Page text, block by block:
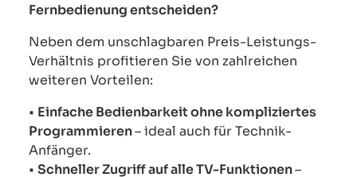
Fernbedienung entscheiden?
Neben dem unschlagbaren Preis-Leistungs-
Verhältnis profitieren Sie von zahlreichen
weiteren Vorteilen:
• Einfache Bedienbarkeit ohne kompliziertes
Programmieren– ideal auch für Technik-
Anfänger.
• Schneller Zugriff auf alle TV-Funktionen–